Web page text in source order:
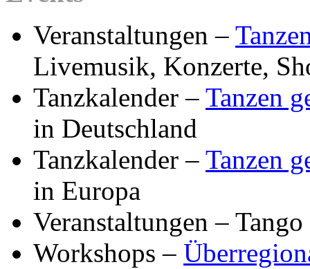
Veranstaltungen –
Livemusik, Konzerte,
Tanzkalender – Tanzen
in Deutschland
Tanzkalender – Tanzen
in Europa
Veranstaltungen –
Workshops –